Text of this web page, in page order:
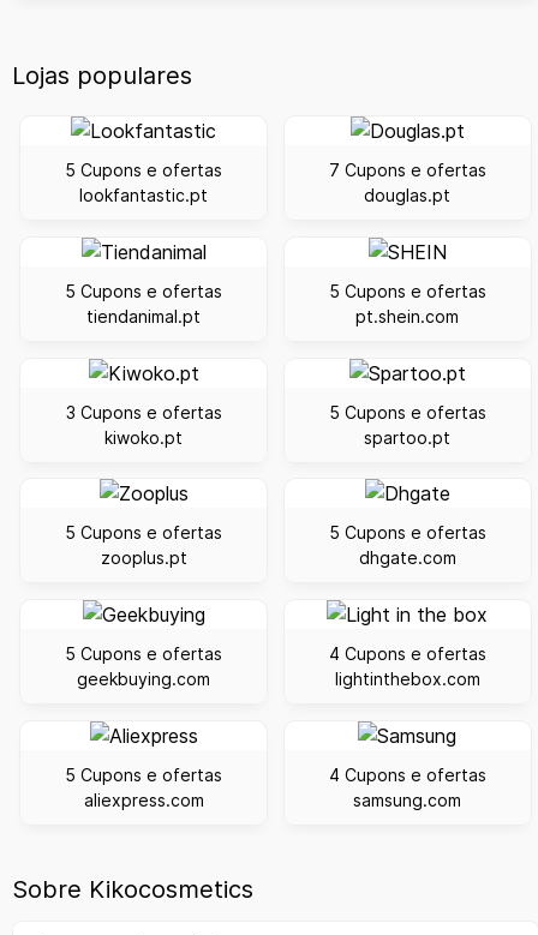
Lojas populares
5 Cupons e ofertas
lookfantastic.pt
7 Cupons e ofertas
douglas.pt
5 Cupons e ofertas
tiendanimal.pt
5 Cupons e ofertas
pt.shein.com
3 Cupons e ofertas
kiwoko.pt
5 Cupons e ofertas
spartoo.pt
5 Cupons e ofertas
zooplus.pt
5 Cupons e ofertas
dhgate.com
5 Cupons e ofertas
geekbuying.com
4 Cupons e ofertas
lightinthebox.com
5 Cupons e ofertas
aliexpress.com
4 Cupons e ofertas
samsung.com
Sobre Kikocosmetics